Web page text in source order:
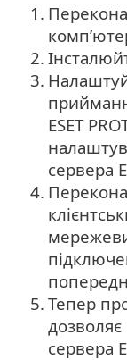
1.
2.
3.
ESET
сервера
4.
5. Тепер
сервера